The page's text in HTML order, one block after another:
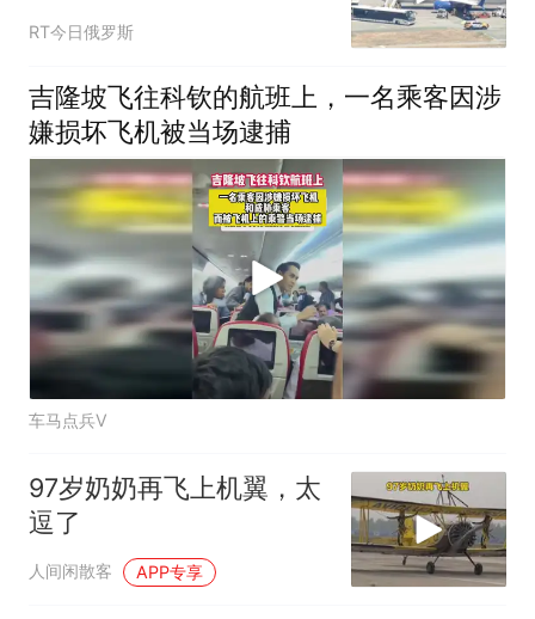
RT今日俄罗斯
吉隆坡飞往科钦的航班上，一名乘客因涉
嫌损坏飞机被当场逮捕
车马点兵V
97岁奶奶再飞上机翼，太
逗了
人间闲散客 APP专享